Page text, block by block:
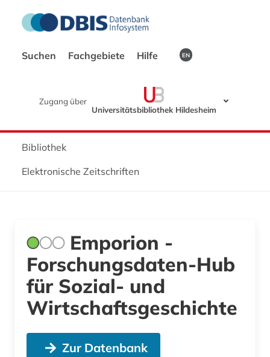
Suchen Fachgebiete Hilfe EN
Zugang über
Universitätsbibliothek Hildesheim
Bibliothek
Elektronische Zeitschriften
Emporion -
Forschungsdaten-Hub
für Sozial- und
Wirtschaftsgeschichte
Zur Datenbank